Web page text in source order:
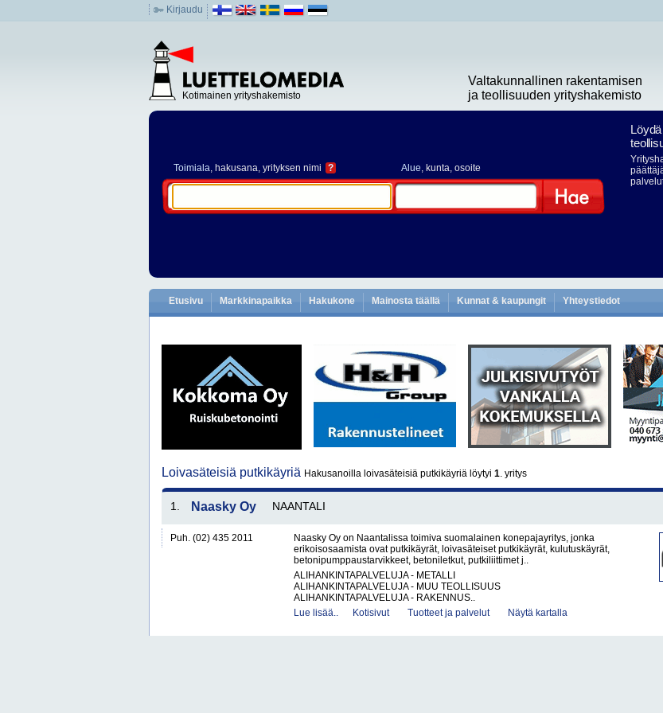
Kirjaudu
Kotimainen yrityshakemisto
Valtakunnallinen rakentamisen
ja teollisuuden yrityshakemisto
Toimiala, hakusana, yrityksen nimi ? Alue, kunta, osoite
Etusivu Markkinapaikka Hakukone Mainosta täällä Kunnat & kaupungit Yhteystiedot
Loivasäteisiä putkikäyriä Hakusanoilla loivasäteisiä putkikäyriä löytyi 1. yritys
1. Naasky Oy NAANTALI
Puh. (02) 435 2011
Naasky Oy on Naantalissa toimiva suomalainen konepajayritys, jonka
erikoisosaamista ovat putkikäyrät, loivasäteiset putkikäyrät, kulutuskäyrät,
betonipumppaustarvikkeet, betoniletkut, putkiliittimet j..
ALIHANKINTAPALVELUJA - METALLI
ALIHANKINTAPALVELUJA - MUU TEOLLISUUS
ALIHANKINTAPALVELUJA - RAKENNUS..
Lue lisää..
Kotisivut Tuotteet ja palvelut Näytä kartalla